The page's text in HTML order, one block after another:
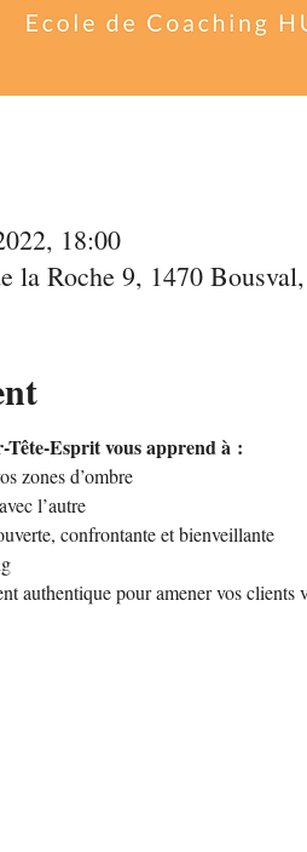
18:00
Roche 9, 1470
Esprit vous apprend à :
zones d’ombre
l’autre
confrontante et bienveillante
authentique pour amener vos clients